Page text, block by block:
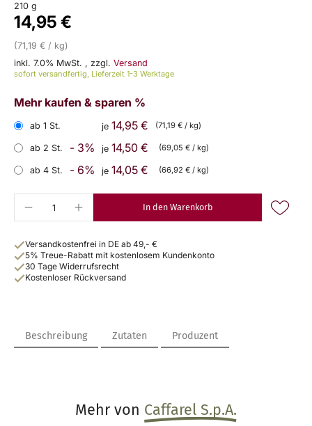
210 g
14,95 €
(71,19 € / kg)
inkl. 7.0% MwSt. , zzgl. Versand
sofort versandfertig, Lieferzeit 1-3 Werktage
Mehr kaufen & sparen %
ab 1 St. je 14,95 € (71,19 € / kg)
ab 2 St. - 3% je 14,50 € (69,05 € / kg)
ab 4 St. - 6% je 14,05 € (66,92 € / kg)
In den Warenkorb
Versandkostenfrei in DE ab 49,- €
5% Treue-Rabatt mit kostenlosem Kundenkonto
30 Tage Widerrufsrecht
Kostenloser Rückversand
Beschreibung Zutaten Produzent
Mehr von Caffarel S.p.A.